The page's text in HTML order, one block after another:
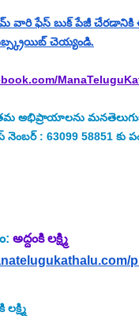
వారి ఫేస్ బుక్ పేజీ చేరడానికి ఈ
చెయ్యండి.
అభిప్రాయాలను
: 63099 58851 కు
అద్దంకి లక్ష్మి